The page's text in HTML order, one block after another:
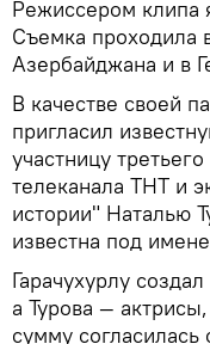
Режиссером клипа
Съемка проходила
Азербайджана и в
В качестве своей
пригласил
участницу
телеканала ТНТ и
истории" Наталью
известна под
Гарачухурлу
а Турова —
сумму согласилась